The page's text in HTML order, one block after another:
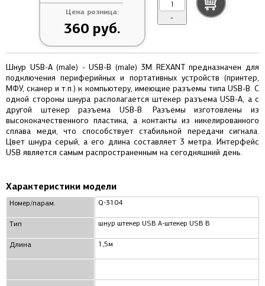
Цена розница:
360 руб.
-
Шнур USB-А (male) - USB-B (male) 3M REXANT предназначен для
подключения периферийных и портативных устройств (принтер,
МФУ, сканер и т.п.) к компьютеру, имеющие разъемы типа USB-B. C
одной стороны шнура располагается штекер разъема USB-A, а с
другой штекер разъема USB-B. Разъемы изготовлены из
высококачественного пластика, а контакты из никелированного
сплава меди, что способствует стабильной передачи сигнала.
Цвет шнура серый, а его длина составляет 3 метра. Интерфейс
USB является самым распространенным на сегодняшний день.
Характеристики модели
Номер/парам.
Тип
Длина
Q-3104
шнур штекер USB A-штекер USB B
1,5м